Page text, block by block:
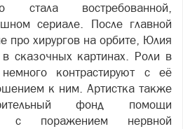
стала востребованной,
сериале. После главной
про хирургов на орбите, Юлия
сказочных картинах. Роли в
контрастируют с её
к ним. Артистка также
фонд помощи
с поражением нервной